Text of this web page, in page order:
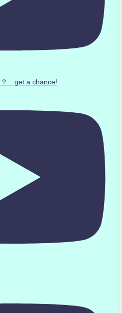
？ get a chance!